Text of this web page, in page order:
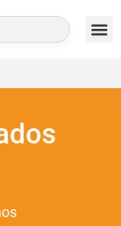
BUSCAR